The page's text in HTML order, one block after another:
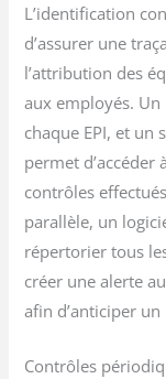
L’identification
d’assurer une
l’attribution des
aux employés.
chaque EPI, et un
permet d’accéder
contrôles
parallèle, un
répertorier tous
créer une alerte
afin d’anticiper
Contrôles